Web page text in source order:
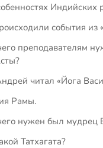
Индийских
события из
преподавателям
читал «Йога
Рамы.
нужен был мудрец
Татхагата?